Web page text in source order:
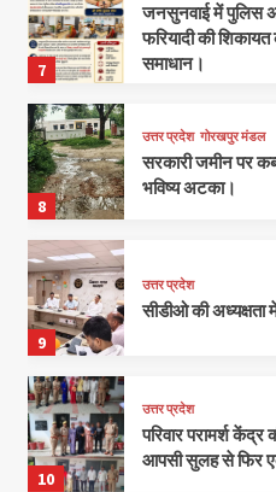
7
जनसुनवाई में पुलिस
फरियादी की शिकायत
समाधान।
8
उत्तर प्रदेश गोरखपुर मंडल
सरकारी जमीन पर
भविष्य अटका।
9
उत्तर प्रदेश
सीडीओ की अध्यक्षता
10
उत्तर प्रदेश
परिवार परामर्श
आपसी सुलह से फिर